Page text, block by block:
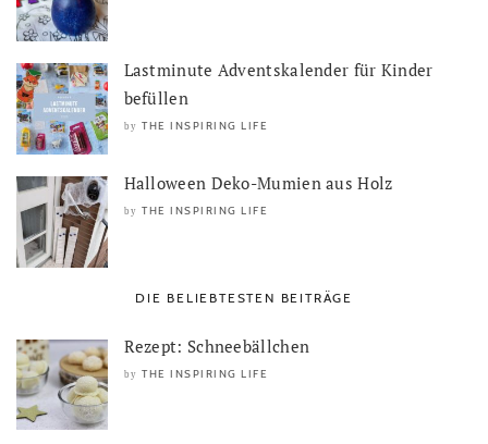
Lastminute Adventskalender für Kinder
befüllen
by THE INSPIRING LIFE
Halloween Deko-Mumien aus Holz
by THE INSPIRING LIFE
DIE BELIEBTESTEN BEITRÄGE
Rezept: Schneebällchen
by THE INSPIRING LIFE